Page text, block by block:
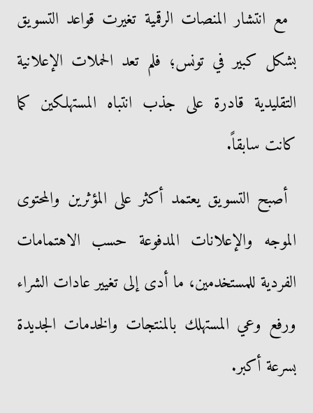
مع انتشار المنصات الرقمية تغيرت قواعد التسويق
بشكل كبير في تونس؛ فلم تعد الحملات الإعلانية
التقليدية قادرة على جذب انتباه المستهلكين كما
كانت سابقاً.
أصبح التسويق يعتمد أكثر على المؤثرين والمحتوى
الموجه والإعلانات المدفوعة حسب الاهتمامات
الفردية للمستخدمين، ما أدى إلى تغيير عادات الشراء
ورفع وعي المستهلك بالمنتجات والخدمات الجديدة
بسرعة أكبر.